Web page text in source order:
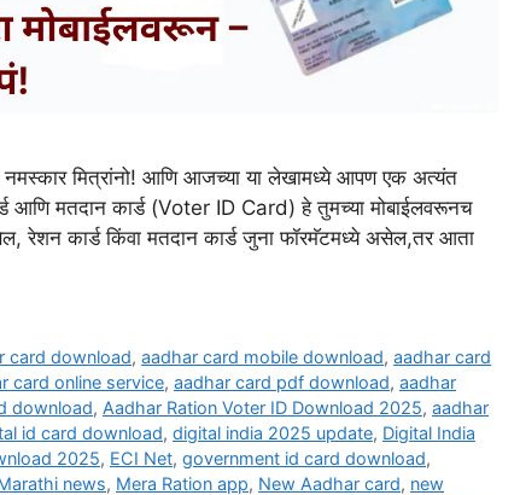
मित्रांनो! आणि आजच्या या लेखामध्ये आपण एक अत्यंत
आणि मतदान कार्ड (Voter ID Card) हे तुमच्या मोबाईलवरूनच
कार्ड किंवा मतदान कार्ड जुना फॉरमॅटमध्ये असेल,तर आता
card download,aadhar card mobile download,aadhar card
card online service, aadhar card pdf download, aadhar
download, Aadhar Ration Voter ID Download 2025, aadhar
id card download, digital india 2025 update, Digital India
2025, ECI Net, government id card download,
news, Mera Ration app, New Aadhar card, new